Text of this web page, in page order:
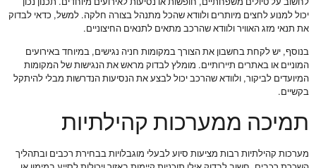
לחשוב על טיולים משפחתיים, חופשות או נסיעות לאירועים מיוחדים. תכנון נכון
יכול למנוע לחצים מיותרים ולוודא שהכל מתנהל בצורה חלקה. למשל, כדאי לבדוק
את תנאי מזג האוויר ולוודא שהרכב מתאים לתנאים החיצוניים.
בנוסף, יש לקחת בחשבון את הצורך במקומות חניה נגישים, במיוחד באירועים
המוניים או באתרים תיירותיים. מומלץ לבדוק מראש את הנגישות של המקומות
המיועדים לביקור, ולוודא שהרכב יכול לבצע את הנסיעות הנדרשות מבלי להיתקל
בקשיים.
תמיכה ממערכות קהילתיות
מערכות קהילתיות רבות מציעות סיוע לבעלי מוגבלויות בבחירת רכבים ובתהליך